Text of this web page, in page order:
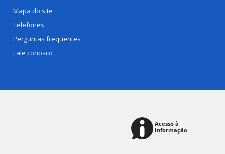
Mapa do site
Telefones
Perguntas frequentes
Fale conosco